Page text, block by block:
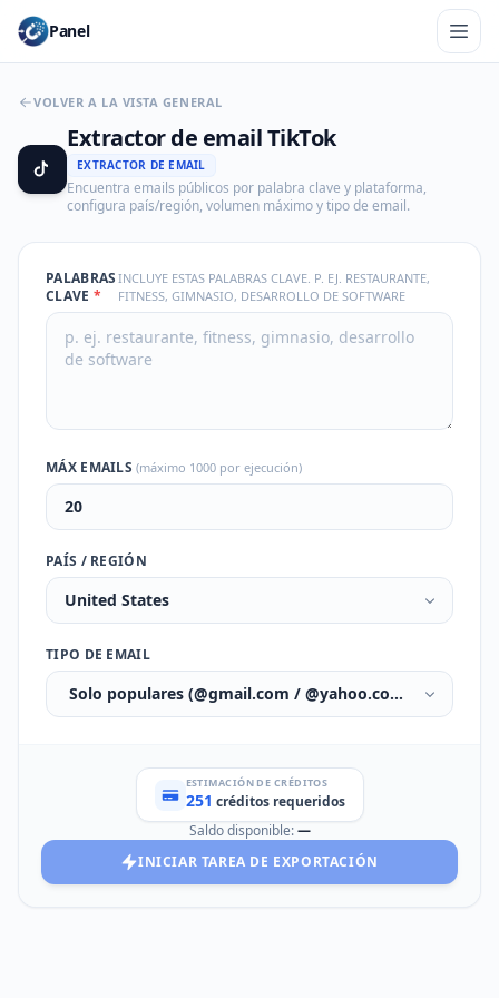
Panel
VOLVER A LA VISTA GENERAL
Extractor de email TikTok
EXTRACTOR DE EMAIL
Encuentra emails públicos por palabra clave y plataforma,
configura país/región, volumen máximo y tipo de email.
PALABRAS
CLAVE *
INCLUYE ESTAS PALABRAS CLAVE. P. EJ. RESTAURANTE,
FITNESS, GIMNASIO, DESARROLLO DE SOFTWARE
MÁX EMAILS(máximo 1000 por ejecución)
PAÍS / REGIÓN
United States
TIPO DE EMAIL
Solo populares (@gmail.com / @yahoo.com /
ESTIMACIÓN DE CRÉDITOS
251 créditos requeridos
Saldo disponible:—
INICIAR TAREA DE EXPORTACIÓN